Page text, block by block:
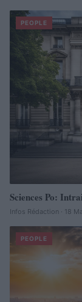
PEOPLE
Sciences Po:
Infos Rédaction · 18
PEOPLE